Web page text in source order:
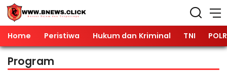
Home Peristiwa Hukum dan Kriminal TNI
Program